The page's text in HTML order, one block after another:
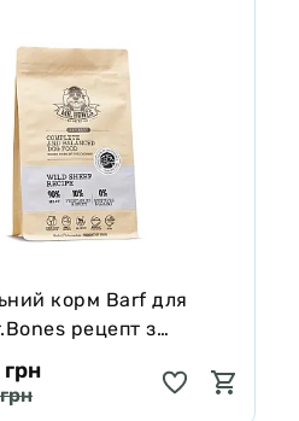
корм Barf для
рецепт з
кг